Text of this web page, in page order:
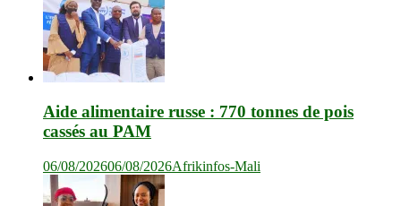
Aide alimentaire russe : 770 tonnes de pois
cassés au PAM
06/08/202606/08/2026Afrikinfos-Mali